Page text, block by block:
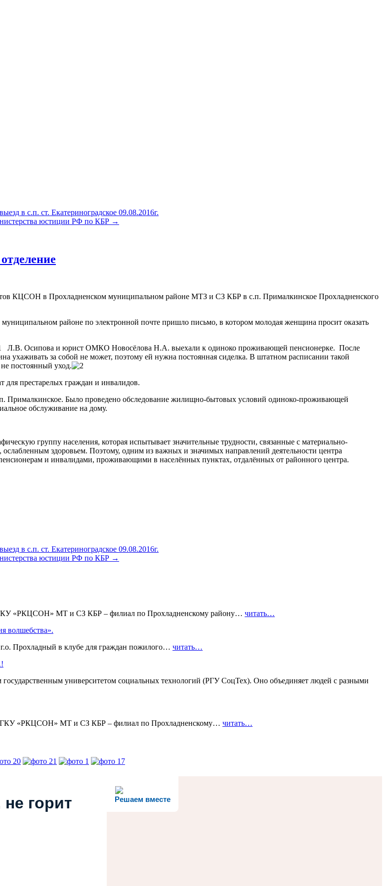
Прохладненскому району
в с.п. ст. Екатериноградское 09.08.2016г.
юстиции РФ по КБР →
КЦСОН в Прохладненском муниципальном районе МТЗ и СЗ КБР в с.п. Прималкинское Прохладненского
районе по электронной почте пришло письмо, в котором молодая женщина просит оказать
Осипова и юрист ОМКО Новосёлова Н.А. выехали к одиноко проживающей пенсионерке. После
ухаживать за собой не может, поэтому ей нужна постоянная сиделка. В штатном расписании такой
постоянный уход.
престарелых граждан и инвалидов.
Прималкинское. Было проведено обследование жилищно-бытовых условий одиноко-проживающей
обслуживание на дому.
группу населения, которая испытывает значительные трудности, связанные с материально-
здоровьем. Поэтому, одним из важных и значимых направлений деятельности центра
и инвалидами, проживающими в населённых пунктах, отдалённых от районного центра.
в с.п. ст. Екатериноградское 09.08.2016г.
юстиции РФ по КБР →
ГКУ «РКЦСОН» МТ и СЗ КБР – филиал по Прохладненскому району… читать…
волшебства».
Прохладный в клубе для граждан пожилого… читать…
университетом социальных технологий (РГУ СоцТех). Оно объединяет людей с разными
ГКУ «РКЦСОН» МТ и СЗ КБР – филиал по Прохладненскому… читать…
Решаем вместе
горит